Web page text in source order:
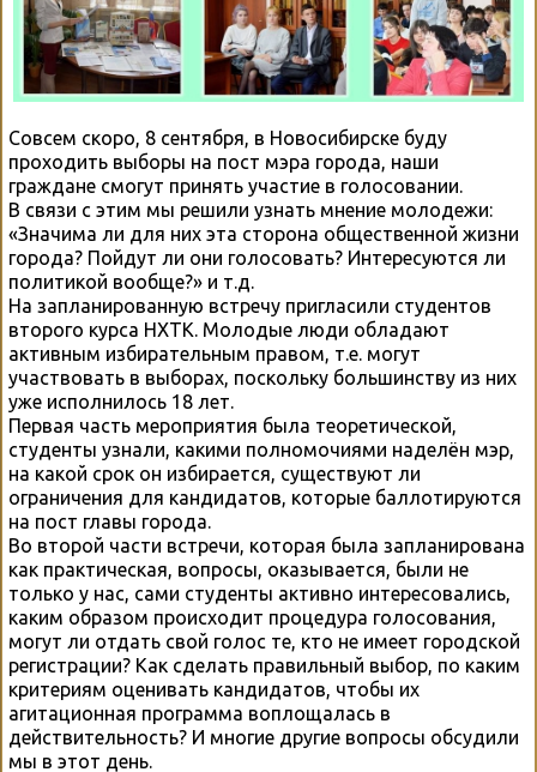
Совсем скоро, 8 сентября, в Новосибирске буду
проходить выборы на пост мэра города, наши
граждане смогут принять участие в голосовании.
В связи с этим мы решили узнать мнение молодежи:
«Значима ли для них эта сторона общественной жизни
города? Пойдут ли они голосовать? Интересуются ли
политикой вообще?» и т.д.
На запланированную встречу пригласили студентов
второго курса НХТК. Молодые люди обладают
активным избирательным правом, т.е. могут
участвовать в выборах, поскольку большинству из них
уже исполнилось 18 лет.
Первая часть мероприятия была теоретической,
студенты узнали, какими полномочиями наделён мэр,
на какой срок он избирается, существуют ли
ограничения для кандидатов, которые баллотируются
на пост главы города.
Во второй части встречи, которая была запланирована
как практическая, вопросы, оказывается, были не
только у нас, сами студенты активно интересовались,
каким образом происходит процедура голосования,
могут ли отдать свой голос те, кто не имеет городской
регистрации? Как сделать правильный выбор, по каким
критериям оценивать кандидатов, чтобы их
агитационная программа воплощалась в
действительность? И многие другие вопросы обсудили
мы в этот день.